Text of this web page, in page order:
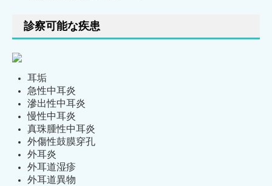
診察可能な疾患
耳垢
急性中耳炎
滲出性中耳炎
慢性中耳炎
真珠腫性中耳炎
外傷性鼓膜穿孔
外耳炎
外耳道湿疹
外耳道異物